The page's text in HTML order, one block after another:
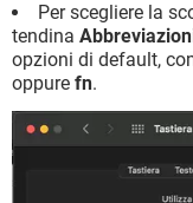
Per scegliere la
tendina
opzioni di default,
oppure fn.